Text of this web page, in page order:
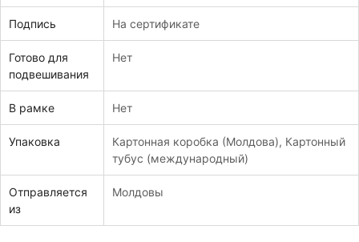
Подпись На сертификате
Готово для
подвешивания
Нет
В рамке Нет
Упаковка Картонная коробка (Молдова), Картонный
тубус (международный)
Отправляется
из
Молдовы